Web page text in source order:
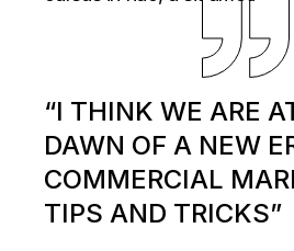
“I THINK WE ARE
DAWN OF A NEW
COMMERCIAL
TIPS AND TRICKS”